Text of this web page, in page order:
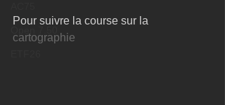
Pour suivre la course sur la
cartographie